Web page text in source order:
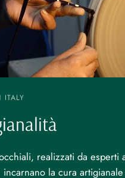
realizzati da esperti
incarnano la cura